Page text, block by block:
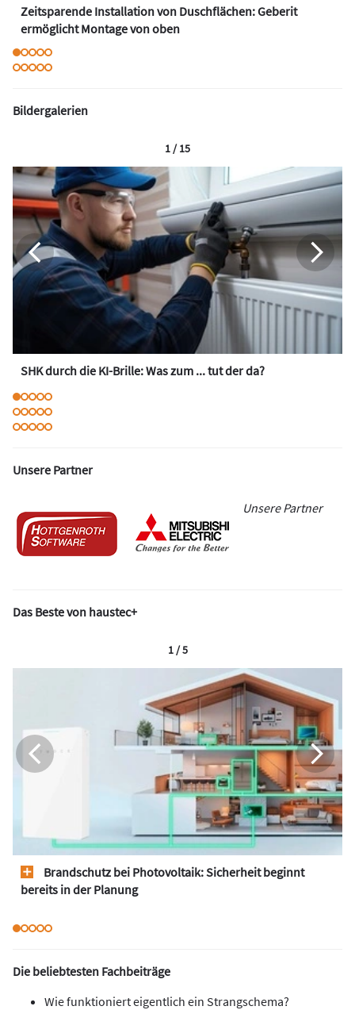
Zeitsparende Installation von Duschflächen: Geberit
ermöglicht Montage von oben
Bildergalerien
SHK durch die KI-Brille: Was zum ... tut der da?
1 / 15
Unsere Partner
Unsere Partner
Das Beste von haustec+
Brandschutz bei Photovoltaik: Sicherheit beginnt
bereits in der Planung
1 / 5
Die beliebtesten Fachbeiträge
Wie funktioniert eigentlich ein Strangschema?